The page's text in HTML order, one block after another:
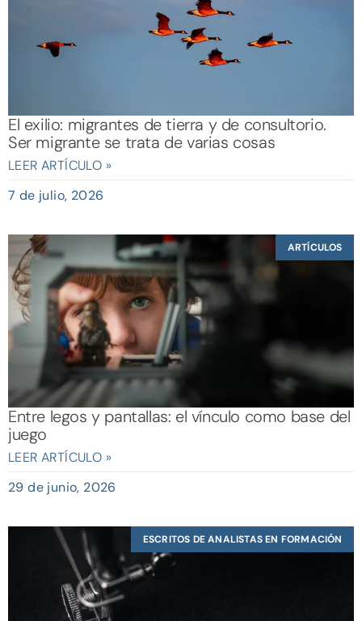
El exilio: migrantes de tierra y de consultorio.
Ser migrante se trata de varias cosas
LEER ARTÍCULO »
7 de julio, 2026
ARTÍCULOS
Entre legos y pantallas: el vínculo como base del
juego
LEER ARTÍCULO »
29 de junio, 2026
ESCRITOS DE ANALISTAS EN FORMACIÓN